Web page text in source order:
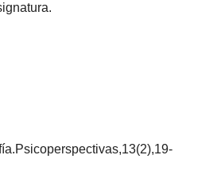
Psicoperspectivas,13(2),19-